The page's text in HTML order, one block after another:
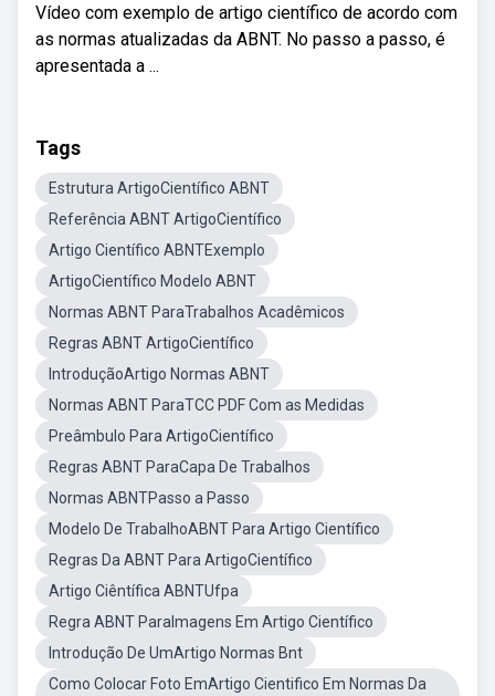
Vídeo com exemplo de artigo científico de acordo com
as normas atualizadas da ABNT. No passo a passo, é
apresentada a ...
Tags
Estrutura ArtigoCientífico ABNT
Referência ABNT ArtigoCientífico
Artigo Científico ABNTExemplo
ArtigoCientífico Modelo ABNT
Normas ABNT ParaTrabalhos Acadêmicos
Regras ABNT ArtigoCientífico
IntroduçãoArtigo Normas ABNT
Normas ABNT ParaTCC PDF Com as Medidas
Preâmbulo Para ArtigoCientífico
Regras ABNT ParaCapa De Trabalhos
Normas ABNTPasso a Passo
Modelo De TrabalhoABNT Para Artigo Científico
Regras Da ABNT Para ArtigoCientífico
Artigo Ciêntífica ABNTUfpa
Regra ABNT ParaImagens Em Artigo Científico
Introdução De UmArtigo Normas Bnt
Como Colocar Foto EmArtigo Cientifico Em Normas Da